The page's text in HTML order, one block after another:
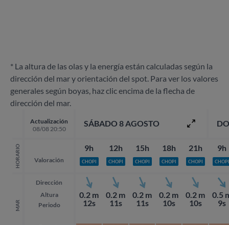
* La altura de las olas y la energía están calculadas según la
dirección del mar y orientación del spot. Para ver los valores
generales según boyas, haz clic encima de la flecha de
dirección del mar.
Actualización
08/08 20:50
HORARIO Valoración
MAR
Dirección
Altura
Periodo
SÁBADO 8 AGOSTO
9h
CHOPI
0.2 m
12s
12h
CHOPI
0.2 m
11s
15h
CHOPI
0.2 m
11s
18h
CHOPI
0.2 m
10s
21h
CHOPI
0.2 m
10s
9h
CHOPI
0.5
9s